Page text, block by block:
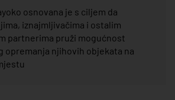
osnovana je s ciljem da
iznajmljivačima i ostalim
partnerima pruži mogućnost
opremanja njihovih objekata na